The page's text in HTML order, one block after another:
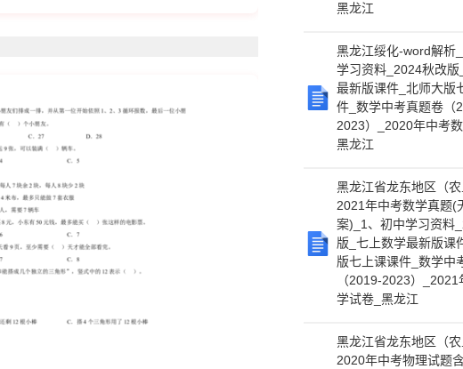
黑龙江
黑龙江绥化-word解析
学习资料_2024秋改版
最新版课件_北师大版
件_数学中考真题卷（
2023）_2020年中考数
黑龙江
黑龙江省龙东地区（农
2021年中考数学真题(
案)_1、初中学习资料
版_七上数学最新版课
版七上课课件_数学中
（2019-2023）
学试卷_黑龙江
黑龙江省龙东地区（农
2020年中考物理试题